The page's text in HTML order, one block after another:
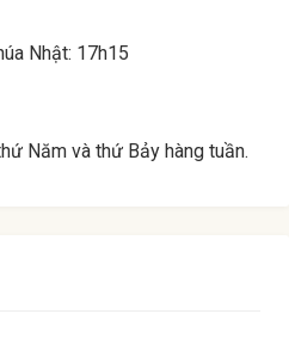
Nhật: 17h15
Năm và thứ Bảy hàng tuần.